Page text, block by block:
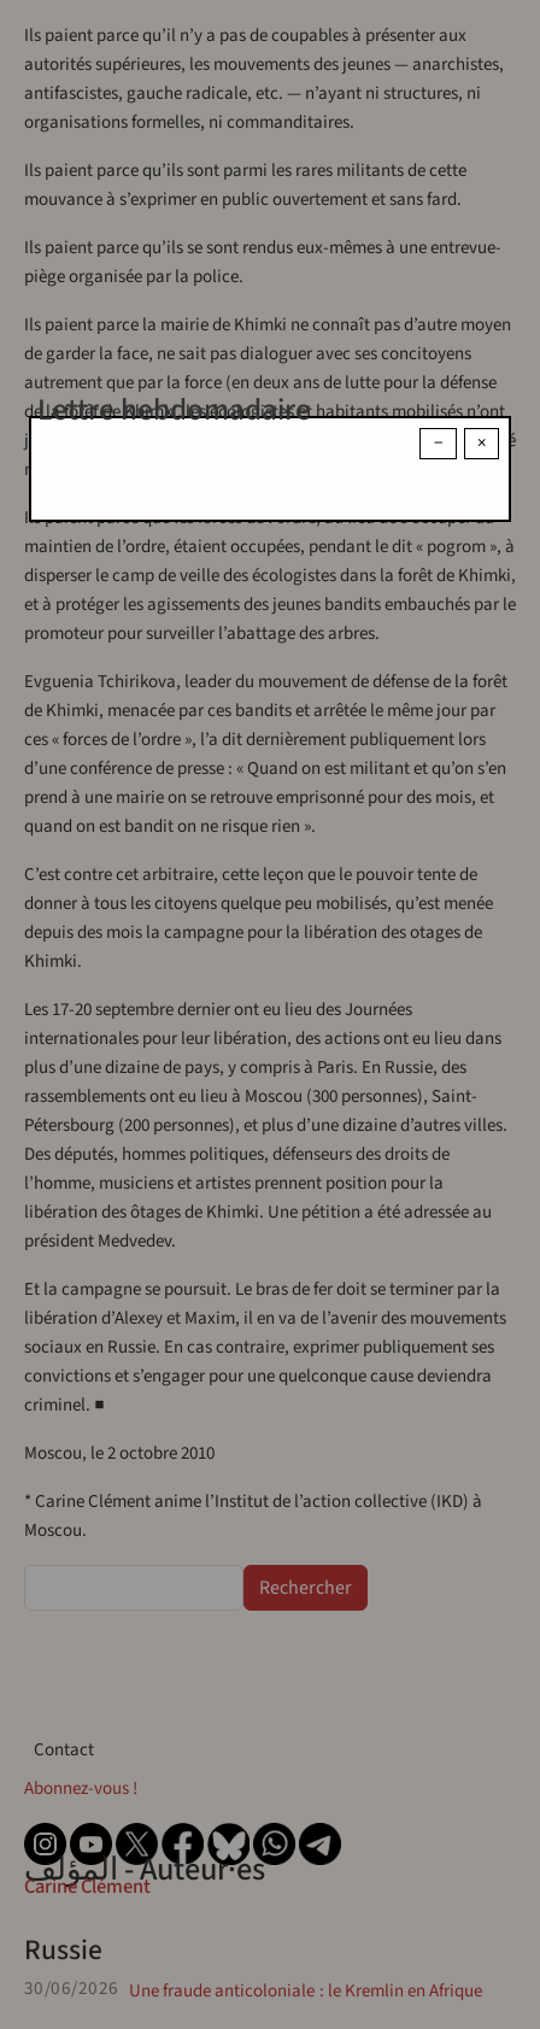
Ils paient parce qu’il n’y a pas de coupables à présenter aux
autorités supérieures, les mouvements des jeunes — anarchistes,
antifascistes, gauche radicale, etc. — n’ayant ni structures, ni
organisations formelles, ni commanditaires.
Ils paient parce qu’ils sont parmi les rares militants de cette
mouvance à s’exprimer en public ouvertement et sans fard.
Ils paient parce qu’ils se sont rendus eux-mêmes à une entrevue-
piège organisée par la police.
Ils paient parce la mairie de Khimki ne connaît pas d’autre moyen
de garder la face, ne sait pas dialoguer avec ses concitoyens
autrement que par la force (en deux ans de lutte pour la défense
de la forêt de Khimki, les écologistes et habitants mobilisés n’ont
jamais été admis à la table des négociations, par contre ils ont été
menacés, victimes de passages à tabac...).
Ils paient parce que les forces de l’ordre, au lieu de s’occuper du
maintien de l’ordre, étaient occupées, pendant le dit « pogrom », à
disperser le camp de veille des écologistes dans la forêt de Khimki,
et à protéger les agissements des jeunes bandits embauchés par le
promoteur pour surveiller l’abattage des arbres.
Evguenia Tchirikova, leader du mouvement de défense de la forêt
de Khimki, menacée par ces bandits et arrêtée le même jour par
ces « forces de l’ordre », l’a dit dernièrement publiquement lors
d’une conférence de presse : « Quand on est militant et qu’on s’en
prend à une mairie on se retrouve emprisonné pour des mois, et
quand on est bandit on ne risque rien ».
C’est contre cet arbitraire, cette leçon que le pouvoir tente de
donner à tous les citoyens quelque peu mobilisés, qu’est menée
depuis des mois la campagne pour la libération des otages de
Khimki.
Les 17-20 septembre dernier ont eu lieu des Journées
internationales pour leur libération, des actions ont eu lieu dans
plus d’une dizaine de pays, y compris à Paris. En Russie, des
rassemblements ont eu lieu à Moscou (300 personnes), Saint-
Pétersbourg (200 personnes), et plus d’une dizaine d’autres villes.
Des députés, hommes politiques, défenseurs des droits de
l’homme, musiciens et artistes prennent position pour la
libération des ôtages de Khimki. Une pétition a été adressée au
président Medvedev.
Et la campagne se poursuit. Le bras de fer doit se terminer par la
libération d’Alexey et Maxim, il en va de l’avenir des mouvements
sociaux en Russie. En cas contraire, exprimer publiquement ses
convictions et s’engager pour une quelconque cause deviendra
criminel. ■
Moscou, le 2 octobre 2010
* Carine Clément anime l’Institut de l’action collective (IKD) à
Moscou.
×
−
Lettre hebdomadaire
Contact
Contact
Abonnez-vous !
المؤلف - Auteur·esCarine Clément
Russie
30/06/2026 Une fraude anticoloniale : le Kremlin en Afrique